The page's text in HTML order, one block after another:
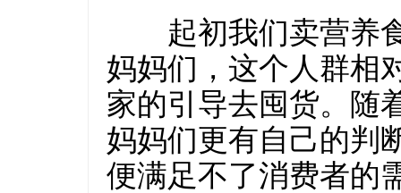
起初我们卖营养食
妈妈们，这个人群相
家的引导去囤货。随
妈妈们更有自己的判
便满足不了消费者的